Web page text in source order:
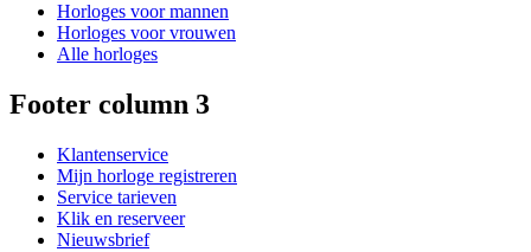
Horloges voor mannen
Horloges voor vrouwen
Alle horloges
Footer column 3
Klantenservice
Mijn horloge registreren
Service tarieven
Klik en reserveer
Nieuwsbrief